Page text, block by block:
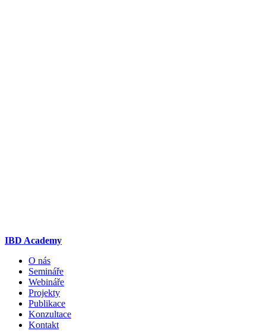
IBD Academy
O nás
Semináře
Webináře
Projekty
Publikace
Konzultace
Kontakt